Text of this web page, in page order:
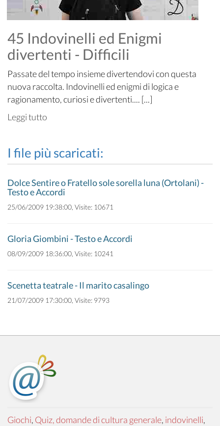
45 Indovinelli ed Enigmi
divertenti - Difficili
Passate del tempo insieme divertendovi con questa
nuova raccolta. Indovinelli ed enigmi di logica e
ragionamento, curiosi e divertenti.... [...]
Leggi tutto
I file più scaricati:
Dolce Sentire o Fratello sole sorella luna (Ortolani) -
Testo e Accordi
25/06/2009 19:38:00, Visite: 10671
Gloria Giombini - Testo e Accordi
08/09/2009 18:36:00, Visite: 10241
Scenetta teatrale - Il marito casalingo
21/07/2009 17:30:00, Visite: 9793
Giochi, Quiz, domande di cultura generale, indovinelli,